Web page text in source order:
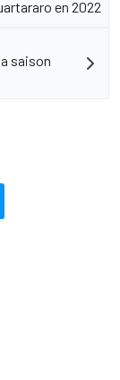
en 2022
saison